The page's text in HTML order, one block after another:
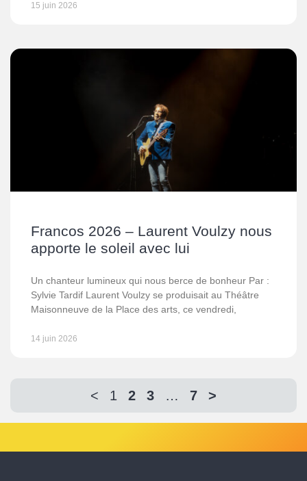
15 juin 2026
Francos 2026 – Laurent Voulzy nous
apporte le soleil avec lui
Un chanteur lumineux qui nous berce de bonheur Par :
Sylvie Tardif Laurent Voulzy se produisait au Théâtre
Maisonneuve de la Place des arts, ce vendredi,
14 juin 2026
< 1 2 3 … 7 >